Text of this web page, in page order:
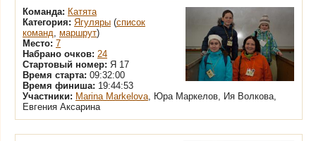
Команда: Катята
Категория: Ягуляры (список
команд, маршрут)
Место: 7
Набрано очков: 24
Стартовый номер: Я 17
Время старта: 09:32:00
Время финиша: 19:44:53
Участники: Marina Markelova, Юра Маркелов, Ия Волкова,
Евгения Аксарина